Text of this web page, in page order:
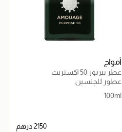
أمواج
عطر بيربوز 50 اكستريت
عطور للجنسين
100ml